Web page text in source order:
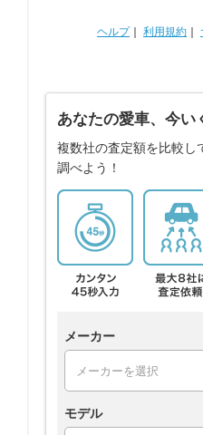
ヘルプ｜ 利用規約
あなたの愛車、今い
複数社の査定額を比較し
調べよう！
メーカー
モデル